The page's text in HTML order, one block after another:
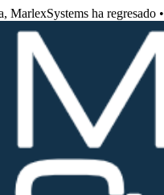
MarlexSystems ha regresado •